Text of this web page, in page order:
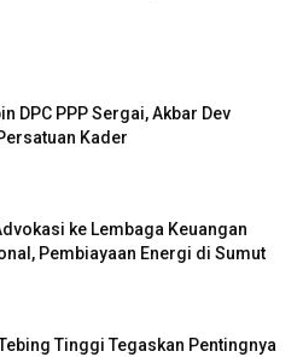
DPC PPP Sergai, Akbar Dev
Kader
ke Lembaga Keuangan
Pembiayaan Energi di Sumut
Tinggi Tegaskan Pentingnya